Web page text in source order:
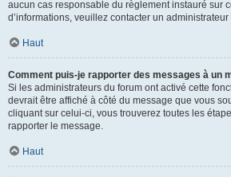
aucun cas responsable du règlement instauré sur
d’informations, veuillez contacter un administrateur
Haut
Comment puis-je rapporter des messages à un
Si les administrateurs du forum ont activé cette
devrait être affiché à côté du message que vous
cliquant sur celui-ci, vous trouverez toutes les
rapporter le message.
Haut